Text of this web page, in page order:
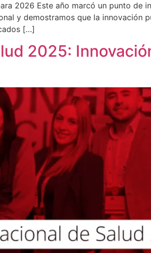
2026 Este año marcó un punto de
y demostramos que la innovación
[…]
2025: